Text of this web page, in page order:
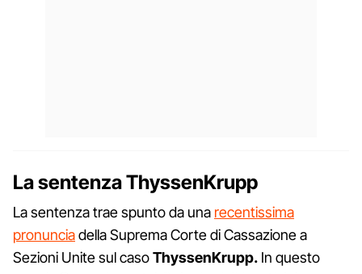
La sentenza ThyssenKrupp
La sentenza trae spunto da una recentissima
pronunciadella Suprema Corte di Cassazione a
Sezioni Unite sul casoThyssenKrupp. In questo